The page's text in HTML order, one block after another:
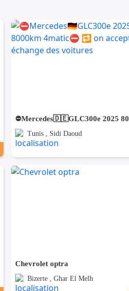
Tunis , Sidi Daoud
Chevrolet optra
Bizerte , Ghar El Melh